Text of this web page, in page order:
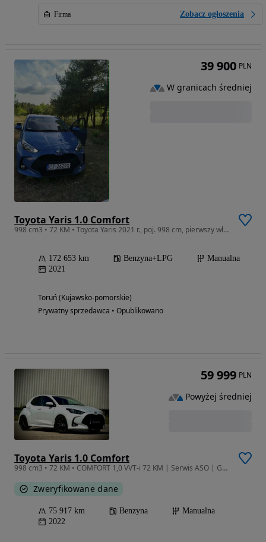
Firma Zobacz ogłoszenia
Toyota Yaris 1.0 Comfort
998 cm3 • 72 KM • Toyota Yaris 2021 r., poj. 998 cm, pierwszy właściciel, salonPOLSKA
172 653 km Benzyna+LPG
Manualna
2021
Toruń (Kujawsko-pomorskie)
Prywatny sprzedawca • Opublikowano
39 900 PLN
W granicach średniej
Toyota Yaris 1.0 Comfort
998 cm3 • 72 KM • COMFORT 1,0 VVT-i 72 KM | Serwis ASO | Gwarancja
Zweryfikowane dane
75 917 km Benzyna
Manualna
2022
59 999 PLN
Powyżej średniej